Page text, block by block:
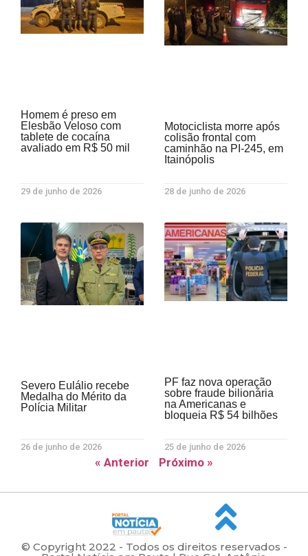
Homem é preso em
Elesbão Veloso com
tablete de cocaína
avaliado em R$ 50 mil
29 de junho de 2026
Motociclista morre após
colisão frontal com
caminhão na PI-245, em
Itainópolis
28 de junho de 2026
Severo Eulálio recebe
Medalha do Mérito da
Polícia Militar
26 de junho de 2026
PF faz nova operação
sobre fraude bilionária
na Americanas e
bloqueia R$ 54 bilhões
25 de junho de 2026
« Anterior Próximo »
© Copyright 2022 - Todos os direitos reservados -